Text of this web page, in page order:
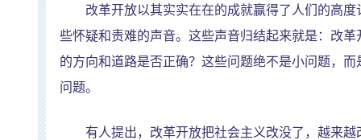
改革开放以其实实在在的成就赢得了人们的高度
些怀疑和责难的声音。这些声音归结起来就是：改
的方向和道路是否正确？这些问题绝不是小问题，
问题。
有人提出，改革开放把社会主义改没了，越来越